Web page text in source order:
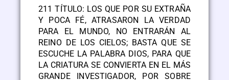
211 TÍTULO: LOS QUE POR SU EXTRAÑA
Y POCA FÉ, ATRASARON LA VERDAD
PARA EL MUNDO, NO ENTRARÁN AL
REINO DE LOS CIELOS; BASTA QUE SE
ESCUCHE LA PALABRA DIOS, PARA QUE
LA CRIATURA SE CONVIERTA EN EL MÁS
GRANDE INVESTIGADOR, POR SOBRE